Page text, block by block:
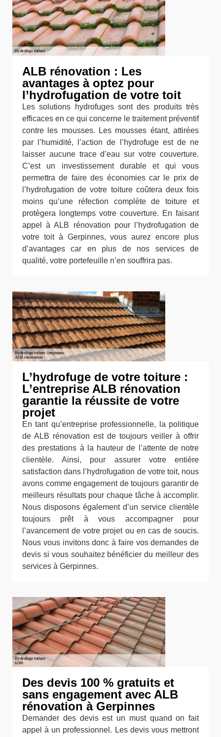
ALB rénovation : Les
avantages à optez pour
l’hydrofugation de votre toit
Les solutions hydrofuges sont des produits très
efficaces en ce qui concerne le traitement préventif
contre les mousses. Les mousses étant, attirées
par l’humidité, l’action de l’hydrofuge est de ne
laisser aucune trace d’eau sur votre couverture.
C’est un investissement durable et qui vous
permettra de faire des économies car le prix de
l’hydrofugation de votre toiture coûtera deux fois
moins qu’une réfection complète de toiture et
protègera longtemps votre couverture. En faisant
appel à ALB rénovation pour l’hydrofugation de
votre toit à Gerpinnes, vous aurez encore plus
d’avantages car en plus de nos services de
qualité, votre portefeuille n’en souffrira pas.
L’hydrofuge de votre toiture :
L’entreprise ALB rénovation
garantie la réussite de votre
projet
En tant qu’entreprise professionnelle, la politique
de ALB rénovation est de toujours veiller à offrir
des prestations à la hauteur de l’attente de notre
clientèle. Ainsi, pour assurer votre entière
satisfaction dans l’hydrofugation de votre toit, nous
avons comme engagement de toujours garantir de
meilleurs résultats pour chaque tâche à accomplir.
Nous disposons également d’un service clientèle
toujours prêt à vous accompagner pour
l’avancement de votre projet ou en cas de soucis.
Nous vous invitons donc à faire vos demandes de
devis si vous souhaitez bénéficier du meilleur des
services à Gerpinnes.
Des devis 100 % gratuits et
sans engagement avec ALB
rénovation à Gerpinnes
Demander des devis est un must quand on fait
appel à un professionnel. Les devis vous mettront